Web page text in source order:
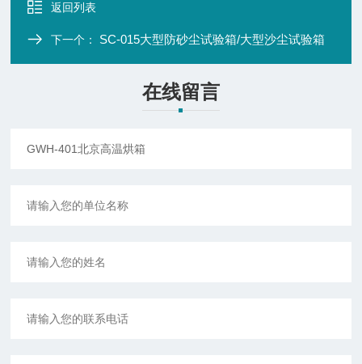
返回列表
下一个： SC-015大型防砂尘试验箱/大型沙尘试验箱
在线留言